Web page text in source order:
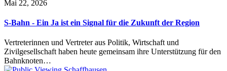
Mai 22, 2026
S-Bahn - Ein Ja ist ein Signal für die Zukunft der Region
Vertreterinnen und Vertreter aus Politik, Wirtschaft und
Zivilgesellschaft haben heute gemeinsam ihre Unterstützung für den
Bahnknoten…